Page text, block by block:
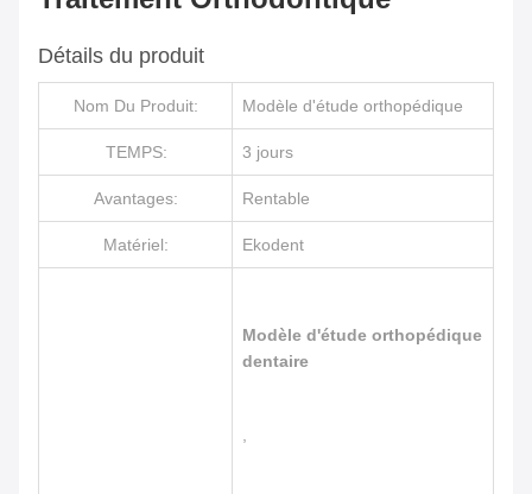
Détails du produit
Nom Du Produit: Modèle d'étude orthopédique
TEMPS: 3 jours
Avantages: Rentable
Matériel: Ekodent
Modèle d'étude orthopédique
dentaire